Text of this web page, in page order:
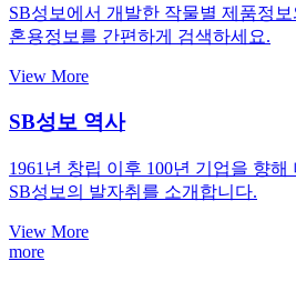
SB성보에서 개발한 작물별 제품정
혼용정보를 간편하게 검색하세요.
View More
SB성보 역사
1961년 창립 이후 100년 기업을 향해
SB성보의 발자취를 소개합니다.
View More
more